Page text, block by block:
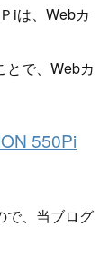
iは、Webカ
とで、Webカ
550Pi
で、当ブログ